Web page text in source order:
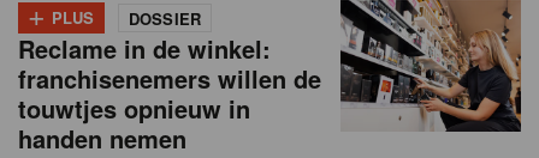
+ PLUS DOSSIER
Reclame in de winkel:
franchisenemers willen de
touwtjes opnieuw in
handen nemen